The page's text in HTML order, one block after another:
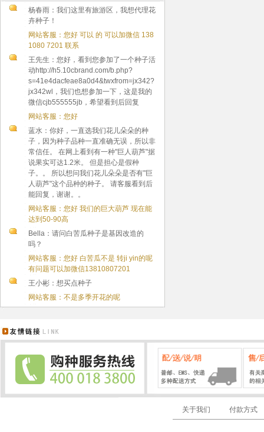
杨春雨：我们这里有旅游区，我想代理花
卉种子！
网站客服：您好 可以 的 可以加微信 138
1080 7201 联系
王先生：您好，看到您参加了一个种子活
动http://h5.10cbrand.com/b.php?
s=41e4dacfeae8a0d4&twxfrom=jx342?
jx342wl，我们也想参加一下，这是我的
微信cjb555555jb，希望看到后回复
网站客服：您好
蓝水：你好，一直选我们花儿朵朵的种
子，因为种子品种一直准确无误，所以非
常信任。 在网上看到有一种"巨人葫芦"据
说果实可达1.2米。 但是担心是假种
子。。 所以想问我们花儿朵朵是否有"巨
人葫芦"这个品种的种子。 请客服看到后
能回复，谢谢。。
网站客服：您好 我们的巨大葫芦 现在能
达到50-90高
Bella：请问白苦瓜种子是基因改造的
吗？
网站客服：您好 白苦瓜不是 转ji yin的呢
有问题可以加微信13810807201
王小彬：想买点种子
网站客服：不是多季开花的呢
关于我们 付款方式